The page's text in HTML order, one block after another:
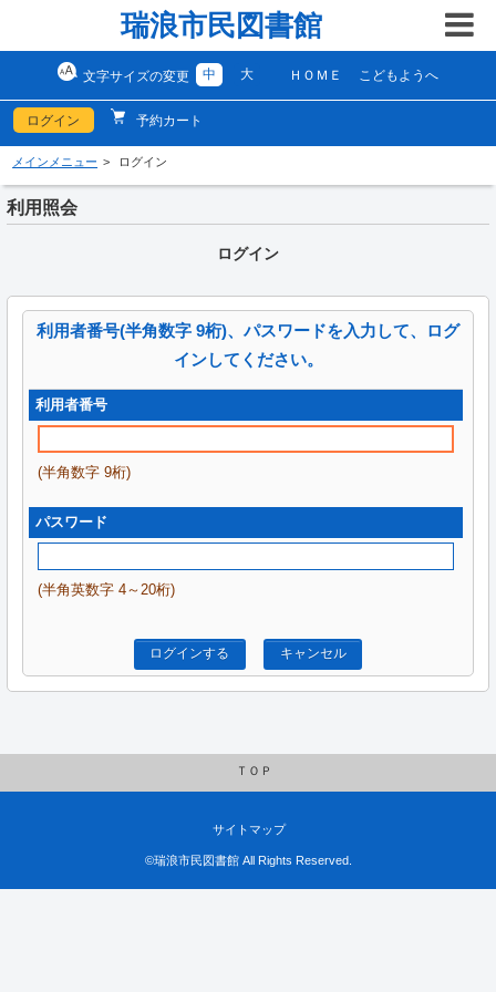
瑞浪市民図書館
文字サイズの変更 中 大 ＨＯＭＥ こどもようへ
ログイン 予約カート
メインメニュー ログイン
利用照会
ログイン
利用者番号(半角数字 9桁)、パスワードを入力して、ログ
インしてください。
利用者番号
(半角数字 9桁)
パスワード
(半角英数字 4～20桁)
ログインする キャンセル
ＴＯＰ
サイトマップ
©瑞浪市民図書館 All Rights Reserved.